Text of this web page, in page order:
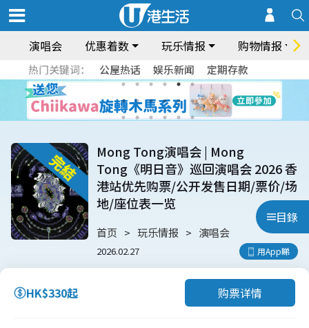
演唱会 优惠着数 玩乐情报 购物情报
热门关键词： 公屋热话 娱乐新闻 定期存款
目錄
Mong Tong演唱会 | Mong
Tong《明日音》巡回演唱会 2026 香
港站优先购票/公开发售日期/票价/场
地/座位表一览
首页 玩乐情报 演唱会
2026.02.27 用App睇
HK$330起 购票详情